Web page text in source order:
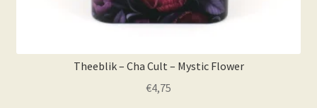
Theeblik – Cha Cult – Mystic Flower
€4,75